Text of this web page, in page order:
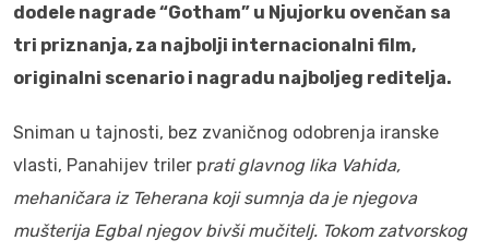
dodele nagrade “Gotham” u Njujorku ovenčan sa
tri priznanja, za najbolji internacionalni film,
originalni scenario i nagradu najboljeg reditelja.
Sniman u tajnosti, bez zvaničnog odobrenja iranske
vlasti, Panahijev triler prati glavnog lika Vahida,
mehaničara iz Teherana koji sumnja da je njegova
mušterija Egbal njegov bivši mučitelj. Tokom zatvorskog